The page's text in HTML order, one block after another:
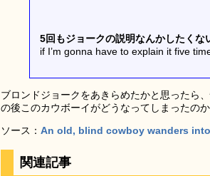
5回もジョークの説明なんかしたくな
if I’m gonna have to explain it five
ブロンドジョークをあきらめたかと思ったら
の後このカウボーイがどうなってしまったの
ソース： An old, blind cowboy wanders
関連記事